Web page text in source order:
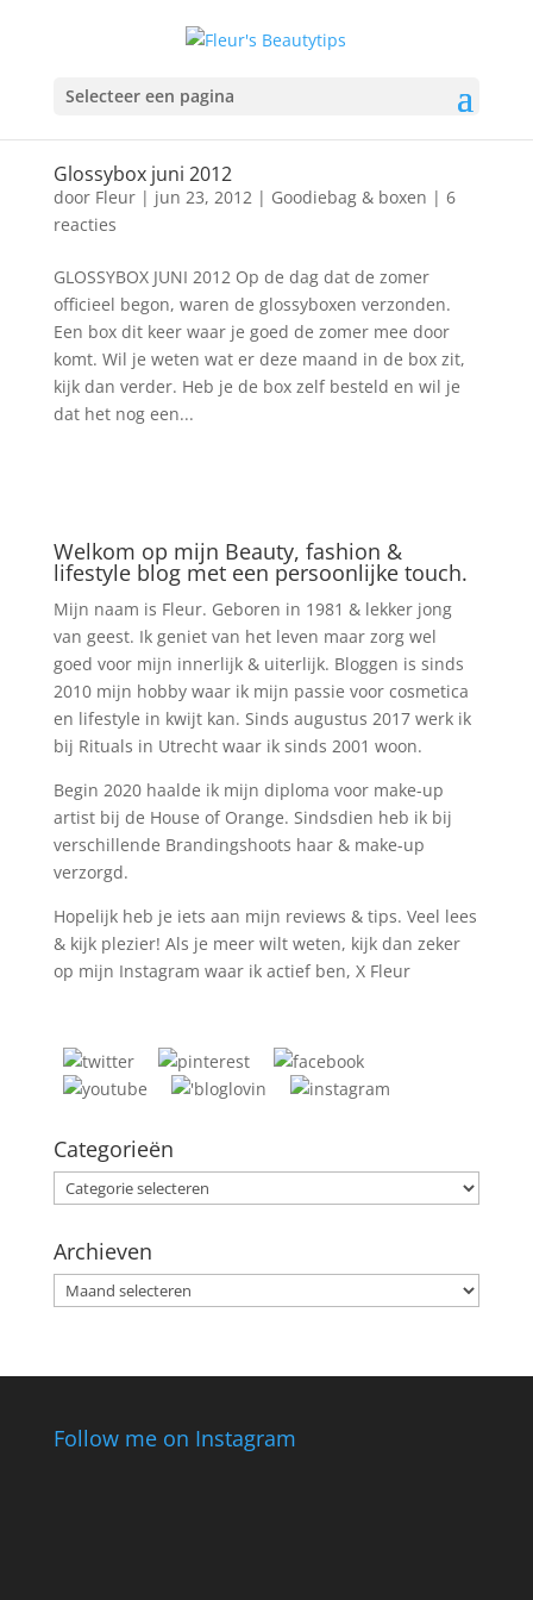
Selecteer een pagina
Glossybox juni 2012
door Fleur| jun 23, 2012| Goodiebag & boxen | 6
reacties
GLOSSYBOX JUNI 2012 Op de dag dat de zomer
officieel begon, waren de glossyboxen verzonden.
Een box dit keer waar je goed de zomer mee door
komt. Wil je weten wat er deze maand in de box zit,
kijk dan verder. Heb je de box zelf besteld en wil je
dat het nog een...
Welkom op mijn Beauty, fashion &
lifestyle blog met een persoonlijke touch.
Mijn naam is Fleur. Geboren in 1981 & lekker jong
van geest. Ik geniet van het leven maar zorg wel
goed voor mijn innerlijk & uiterlijk. Bloggen is sinds
2010 mijn hobby waar ik mijn passie voor cosmetica
en lifestyle in kwijt kan. Sinds augustus 2017 werk ik
bij Rituals in Utrecht waar ik sinds 2001 woon.
Begin 2020 haalde ik mijn diploma voor make-up
artist bij de House of Orange. Sindsdien heb ik bij
verschillende Brandingshoots haar & make-up
verzorgd.
Hopelijk heb je iets aan mijn reviews & tips. Veel lees
& kijk plezier! Als je meer wilt weten, kijk dan zeker
op mijn Instagram waar ik actief ben, X Fleur
Categorieën
Categorieën
Archieven
Archieven
Follow me on Instagram